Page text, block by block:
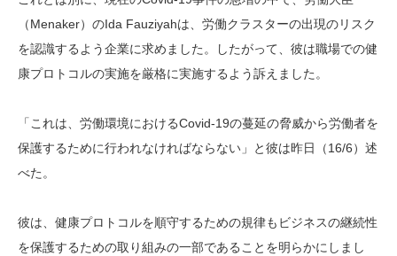
（Menaker）のIda Fauziyahは、労働クラスターの出現のリスク
を認識するよう企業に求めました。したがって、彼は職場での健
康プロトコルの実施を厳格に実施するよう訴えました。
「これは、労働環境におけるCovid-19の蔓延の脅威から労働者を
保護するために行われなければならない」と彼は昨日（16/6）述
べた。
彼は、健康プロトコルを順守するための規律もビジネスの継続性
を保護するための取り組みの一部であることを明らかにしまし